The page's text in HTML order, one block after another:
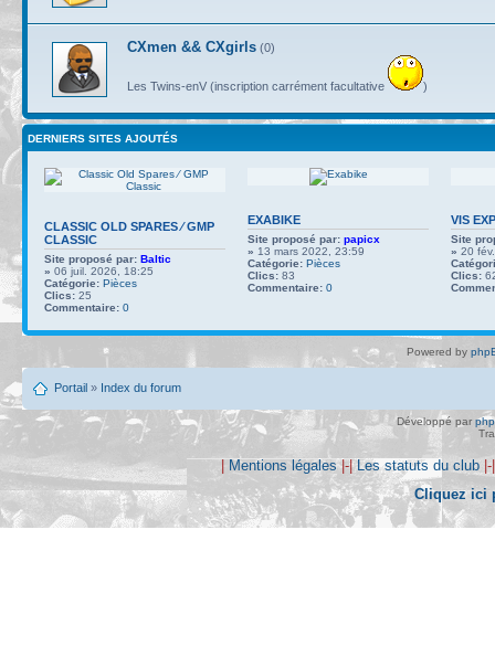
CXmen && CXgirls (0)
Les Twins-enV (inscription carrément facultative )
DERNIERS SITES AJOUTÉS
CLASSIC OLD SPARES ∕ GMP
CLASSIC
Site proposé par: Baltic
» 06 juil. 2026, 18:25
Catégorie: Pièces
Clics: 25
Commentaire: 0
EXABIKE
Site proposé par: papicx
» 13 mars 2022, 23:59
Catégorie: Pièces
Clics: 83
Commentaire: 0
VIS
Site
» 20
Clics:
Powered by
Portail » Index du forum
Développé par
|Mentions légales|-|Les statuts du club
Cliquez ici